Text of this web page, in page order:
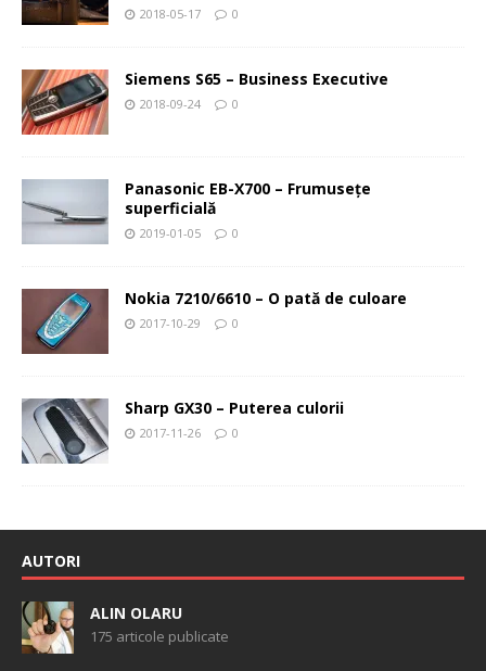
2018-05-17 0
Siemens S65 – Business Executive
2018-09-24 0
Panasonic EB-X700 – Frumuseţe
superficială
2019-01-05 0
Nokia 7210/6610 – O pată de culoare
2017-10-29 0
Sharp GX30 – Puterea culorii
2017-11-26 0
AUTORI
ALIN OLARU
175 articole publicate